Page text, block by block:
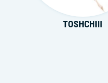
TOSHCHIII